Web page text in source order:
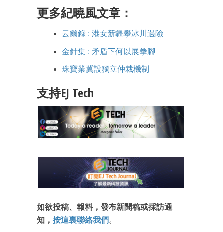
更多紀曉風文章：
云爾錄 : 港女新疆攀冰川遇險
金針集 : 矛盾下何以展拳腳
珠寶業冀設獨立仲裁機制
支持EJ Tech
如欲投稿、報料，發布新聞稿或採訪通
知， 按這裏聯絡我們。